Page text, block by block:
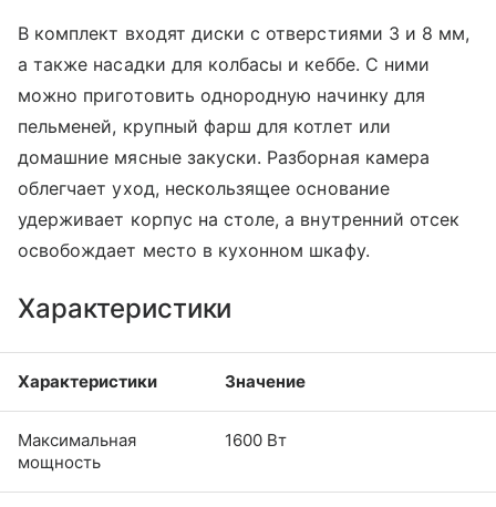
В комплект входят диски с отверстиями 3 и 8 мм,
а также насадки для колбасы и кеббе. С ними
можно приготовить однородную начинку для
пельменей, крупный фарш для котлет или
домашние мясные закуски. Разборная камера
облегчает уход, нескользящее основание
удерживает корпус на столе, а внутренний отсек
освобождает место в кухонном шкафу.
Характеристики
Характеристики Значение
Максимальная
мощность
1600 Вт